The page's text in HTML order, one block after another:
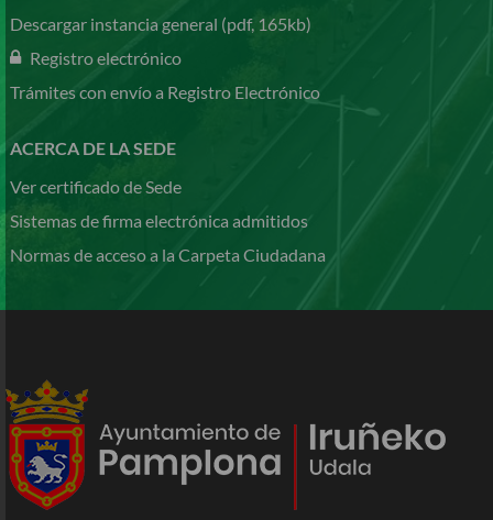
Descargar instancia general (pdf, 165kb)
Registro electrónico
Trámites con envío a Registro Electrónico
ACERCA DE LA SEDE
Ver certificado de Sede
Sistemas de firma electrónica admitidos
Normas de acceso a la Carpeta Ciudadana